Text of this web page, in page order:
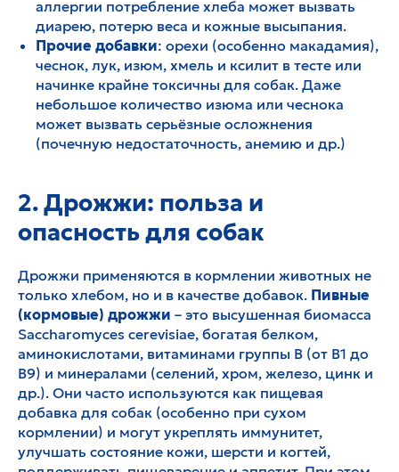
аллергии потребление хлеба может вызвать
диарею, потерю веса и кожные высыпания.
Прочие добавки: орехи (особенно макадамия),
чеснок, лук, изюм, хмель и ксилит в тесте или
начинке крайне токсичны для собак. Даже
небольшое количество изюма или чеснока
может вызвать серьёзные осложнения
(почечную недостаточность, анемию и др.)
2. Дрожжи: польза и
опасность для собак
Дрожжи применяются в кормлении животных не
только хлебом, но и в качестве добавок. Пивные
(кормовые) дрожжи – это высушенная биомасса
Saccharomyces cerevisiae, богатая белком,
аминокислотами, витаминами группы B (от B1 до
B9) и минералами (селений, хром, железо, цинк и
др.). Они часто используются как пищевая
добавка для собак (особенно при сухом
кормлении) и могут укреплять иммунитет,
улучшать состояние кожи, шерсти и когтей,